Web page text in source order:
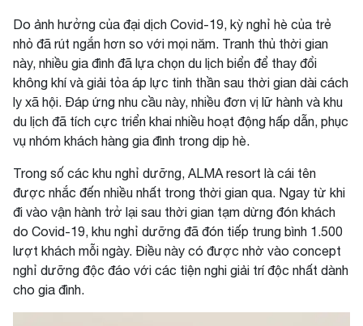
Do ảnh hưởng của đại dịch Covid-19, kỳ nghỉ hè của trẻ
nhỏ đã rút ngắn hơn so với mọi năm. Tranh thủ thời gian
này, nhiều gia đình đã lựa chọn du lịch biển để thay đổi
không khí và giải tỏa áp lực tinh thần sau thời gian dài cách
ly xã hội. Đáp ứng nhu cầu này, nhiều đơn vị lữ hành và khu
du lịch đã tích cực triển khai nhiều hoạt động hấp dẫn, phục
vụ nhóm khách hàng gia đình trong dịp hè.
Trong số các khu nghỉ dưỡng, ALMA resort là cái tên
được nhắc đến nhiều nhất trong thời gian qua. Ngay từ khi
đi vào vận hành trở lại sau thời gian tạm dừng đón khách
do Covid-19, khu nghỉ dưỡng đã đón tiếp trung bình 1.500
lượt khách mỗi ngày. Điều này có được nhờ vào concept
nghỉ dưỡng độc đáo với các tiện nghi giải trí độc nhất dành
cho gia đình.